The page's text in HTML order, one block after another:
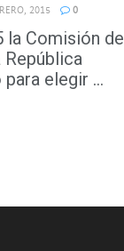
2015 0
la Comisión de
elegir ...